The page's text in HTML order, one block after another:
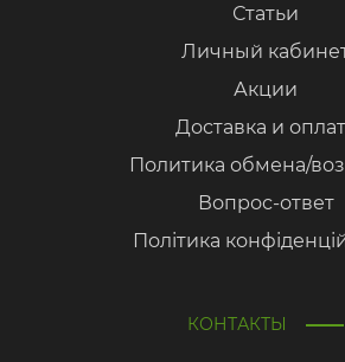
Статьи
Личный
Акции
Доставка и
Политика обмена/
Вопрос-ответ
Політика
КОНТАКТЫ